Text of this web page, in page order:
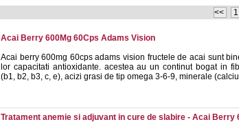
<< 1
Acai Berry 600Mg 60Cps Adams Vision
Acai berry 600mg 60cps adams vision fructele de acai sunt
lor capacitati antioxidante. acestea au un continut bogat in
(b1, b2, b3, c, e), acizi grasi de tip omega 3-6-9, minerale
Tratament anemie si adjuvant in cure de slabire - Acai Berry